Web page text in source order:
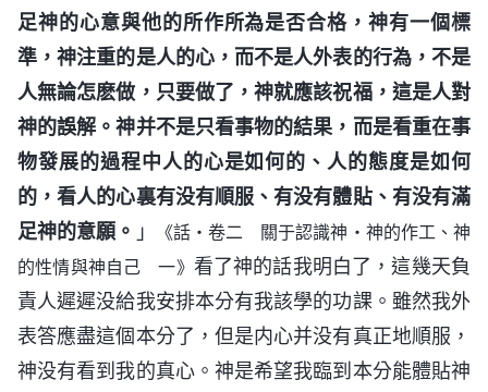
足神的心意與他的所作所為是否合格，神有一個標
準，神注重的是人的心，而不是人外表的行為，不是
人無論怎麽做，只要做了，神就應該祝福，這是人對
神的誤解。神并不是只看事物的結果，而是看重在事
物發展的過程中人的心是如何的、人的態度是如何
的，看人的心裏有没有順服、有没有體貼、有没有滿
足神的意願。 」
《話・卷二 關于認識神・神的作工、神
的性情與神自己 一》 看了神的話我明白了，這幾天負
責人遲遲没給我安排本分有我該學的功課。雖然我外
表答應盡這個本分了，但是内心并没有真正地順服，
神没有看到我的真心。神是希望我臨到本分能體貼神